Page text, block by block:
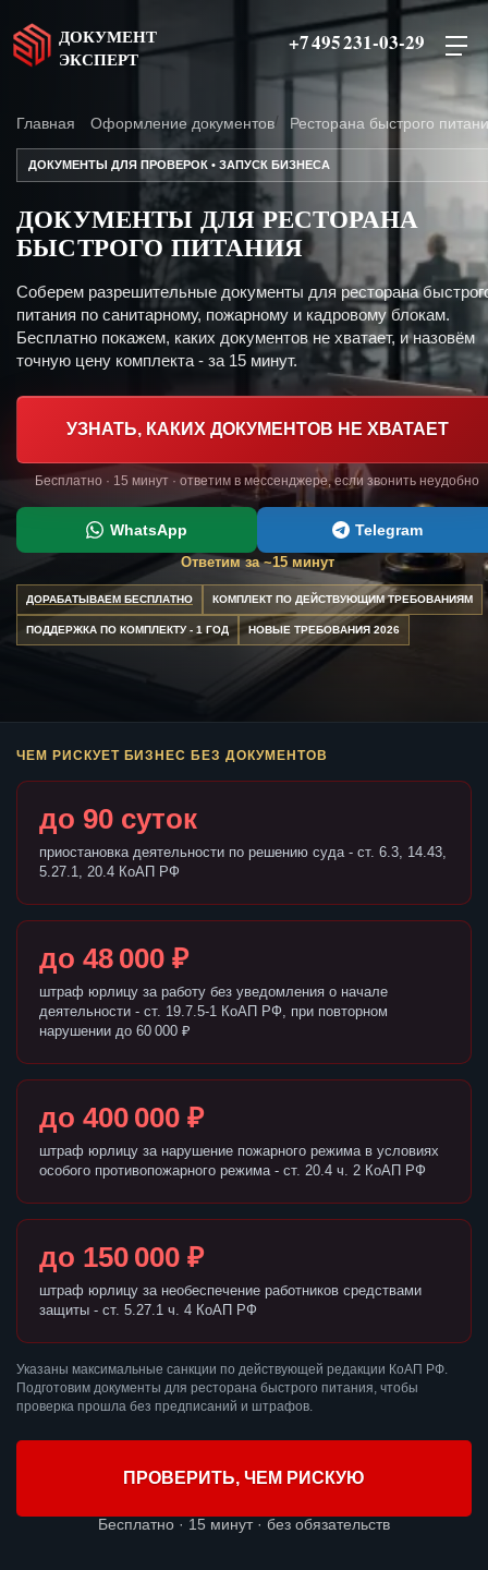
ДОКУМЕНТ
ЭКСПЕРТ
+7 495 231-03-29
Главная Оформление документов Ресторана быстрого
ДОКУМЕНТЫ ДЛЯ ПРОВЕРОК • ЗАПУСК БИЗНЕСА
ДОКУМЕНТЫ ДЛЯ РЕСТОРАНА
БЫСТРОГО ПИТАНИЯ
Соберем разрешительные документы для ресторана
питания по санитарному, пожарному и кадровому блокам.
Бесплатно покажем, каких документов не хватает, и назовём
точную цену комплекта - за 15 минут.
УЗНАТЬ, КАКИХ ДОКУМЕНТОВ НЕ ХВАТАЕТ
Бесплатно · 15 минут · ответим в мессенджере, если звонить неудобно
WhatsApp Telegram
Ответим за ~15 минут
ДОРАБАТЫВАЕМ БЕСПЛАТНО КОМПЛЕКТ ПО ДЕЙСТВУЮЩИМ ТРЕБОВАНИЯМ
ПОДДЕРЖКА ПО КОМПЛЕКТУ - 1 ГОД НОВЫЕ ТРЕБОВАНИЯ 2026
ЧЕМ РИСКУЕТ БИЗНЕС БЕЗ ДОКУМЕНТОВ
до 90 суток
приостановка деятельности по решению суда - ст. 6.3, 14.43,
5.27.1, 20.4 КоАП РФ
до 48 000 ₽
штраф юрлицу за работу без уведомления о начале
деятельности - ст. 19.7.5-1 КоАП РФ, при повторном
нарушении до 60 000 ₽
до 400 000 ₽
штраф юрлицу за нарушение пожарного режима в условиях
особого противопожарного режима - ст. 20.4 ч. 2 КоАП РФ
до 150 000 ₽
штраф юрлицу за необеспечение работников средствами
защиты - ст. 5.27.1 ч. 4 КоАП РФ
Указаны максимальные санкции по действующей редакции КоАП РФ.
Подготовим документы для ресторана быстрого питания, чтобы
проверка прошла без предписаний и штрафов.
ПРОВЕРИТЬ, ЧЕМ РИСКУЮ
Бесплатно · 15 минут · без обязательств